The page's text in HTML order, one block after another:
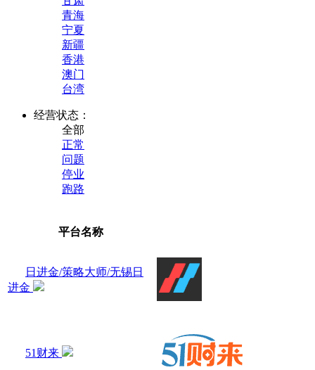
青海
宁夏
新疆
香港
澳门
台湾
经营状态：
全部
正常
问题
停业
跑路
平台名称
日进金/策略大师/无锡日
进金
51财来